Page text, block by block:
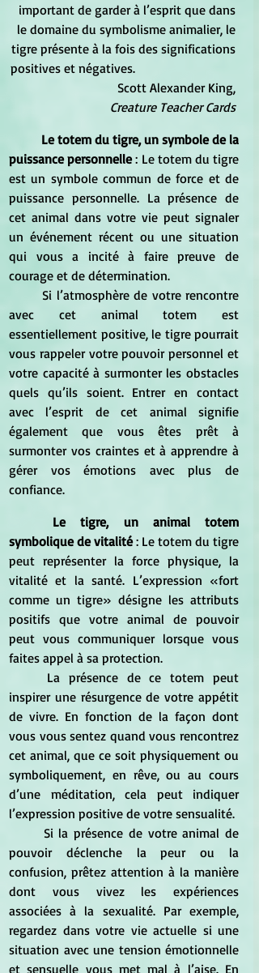
important de garder à l’esprit que dans
le domaine du symbolisme animalier, le
tigre présente à la fois des significations
positives et négatives.
                            Scott Alexander King,
Creature Teacher Cards
Le totem du tigre, un symbole de la
puissance personnelle : Le totem du tigre
est un symbole commun de force et de
puissance personnelle. La présence de
cet animal dans votre vie peut signaler
un événement récent ou une situation
qui vous a incité à faire preuve de
courage et de détermination.
avec cet animal totem est
essentiellement positive, le tigre pourrait
vous rappeler votre pouvoir personnel et
votre capacité à surmonter les obstacles
quels qu’ils soient. Entrer en contact
avec l’esprit de cet animal signifie
également que vous êtes prêt à
surmonter vos craintes et à apprendre à
gérer vos émotions avec plus de
confiance.
Le tigre, un animal totem
symbolique de vitalité : Le totem du tigre
peut représenter la force physique, la
vitalité et la santé. L’expression «fort
comme un tigre» désigne les attributs
positifs que votre animal de pouvoir
peut vous communiquer lorsque vous
faites appel à sa protection.
inspirer une résurgence de votre appétit
de vivre. En fonction de la façon dont
vous vous sentez quand vous rencontrez
cet animal, que ce soit physiquement ou
symboliquement, en rêve, ou au cours
d’une méditation, cela peut indiquer
l’expression positive de votre sensualité.
pouvoir déclenche la peur ou la
confusion, prêtez attention à la manière
dont vous vivez les expériences
associées à la sexualité. Par exemple,
regardez dans votre vie actuelle si une
situation avec une tension émotionnelle
et sensuelle vous met mal à l’aise. En